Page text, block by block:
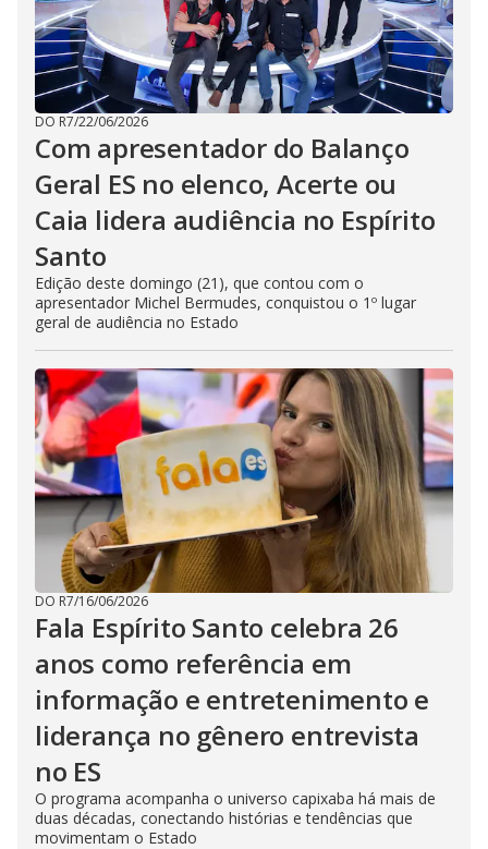
DO R7/22/06/2026
Com apresentador do Balanço
Geral ES no elenco, Acerte ou
Caia lidera audiência no Espírito
Santo
Edição deste domingo (21), que contou com o
apresentador Michel Bermudes, conquistou o 1º lugar
geral de audiência no Estado
DO R7/16/06/2026
Fala Espírito Santo celebra 26
anos como referência em
informação e entretenimento e
liderança no gênero entrevista
no ES
O programa acompanha o universo capixaba há mais de
duas décadas, conectando histórias e tendências que
movimentam o Estado